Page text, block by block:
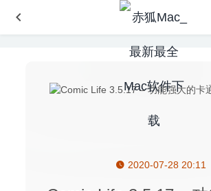
2020-07-28 20:11
自动切换输入法专业版 2.2.1 中文版-为应